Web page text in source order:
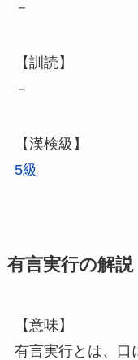
－
【訓読】
－
【漢検級】
5級
有言実行の解説
【意味】
有言実行とは、口